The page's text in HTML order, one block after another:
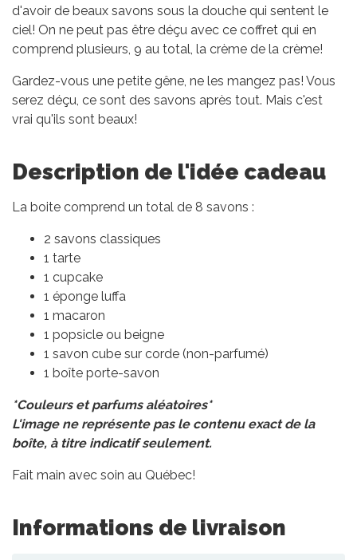
d'avoir de beaux savons sous la douche qui sentent le
ciel! On ne peut pas être déçu avec ce coffret qui en
comprend plusieurs, 9 au total, la crème de la crème!
Gardez-vous une petite gêne, ne les mangez pas! Vous
serez déçu, ce sont des savons après tout. Mais c'est
vrai qu'ils sont beaux!
Description de l'idée cadeau
La boite comprend un total de 8 savons :
2 savons classiques
1 tarte
1 cupcake
1 éponge luffa
1 macaron
1 popsicle ou beigne
1 savon cube sur corde (non-parfumé)
1 boîte porte-savon
*Couleurs et parfums aléatoires*
L'image ne représente pas le contenu exact de la
boîte, à titre indicatif seulement.
Fait main avec soin au Québec!
Informations de livraison